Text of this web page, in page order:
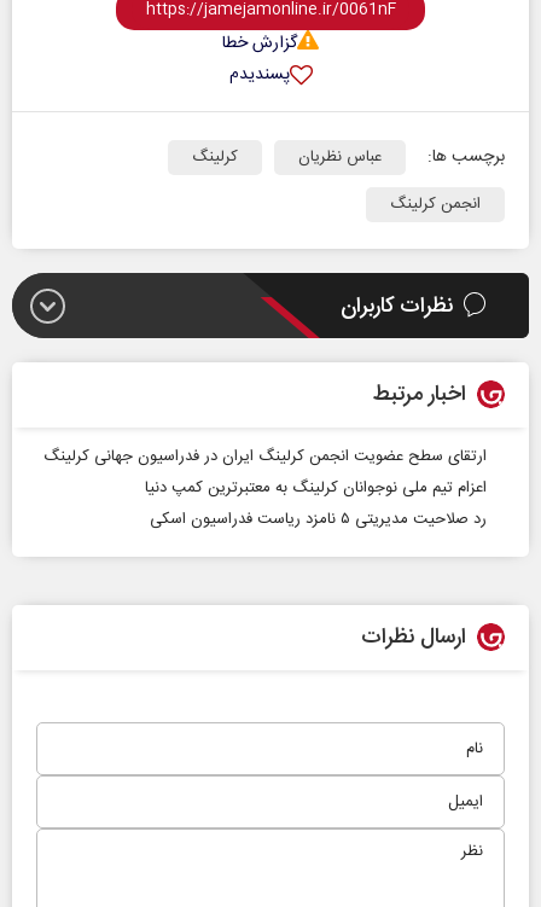
گزارش خطا
پسندیدم
برچسب ها: عباس نظریان
کرلینگ
انجمن کرلینگ
نظرات کاربران
اخبار مرتبط
ارتقای سطح عضویت انجمن کرلینگ ایران در فدراسیون جهانی کرلینگ
اعزام تیم ملی نوجوانان کرلینگ به معتبرترین کمپ دنیا
رد صلاحیت مدیریتی ۵ نامزد ریاست فدراسیون اسکی
ارسال نظرات